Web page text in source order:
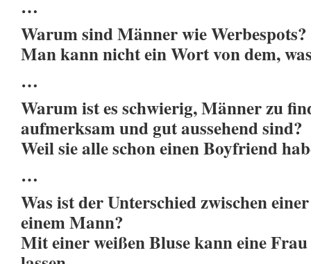
…
Warum sind Männer wie Werbespots?
Man kann nicht ein Wort von dem,
…
Warum ist es schwierig, Männer zu
aufmerksam und gut aussehend sind?
Weil sie alle schon einen Boyfriend
…
Was ist der Unterschied zwischen
einem Mann?
Mit einer weißen Bluse kann eine